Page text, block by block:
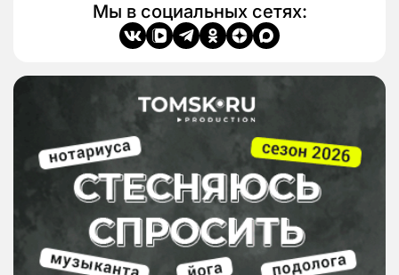
Мы в социальных сетях: